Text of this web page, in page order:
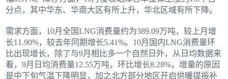
分点，其中华东、华南大区有所上升，华北区域有所下降。
需求方面，10月全国LNG消费量约为389.09万吨，较上月增
长11.90%，较去年同期增长5.41%。10月国内LNG消费量环
比出现增长，除了与9月相比多一个自然日外，从日均数据来
看，9月日均消费量12.55万吨，环比增长8.28%，增量的原因
是中下旬气温下降明显，加之北方部分地区开启供暖提振补